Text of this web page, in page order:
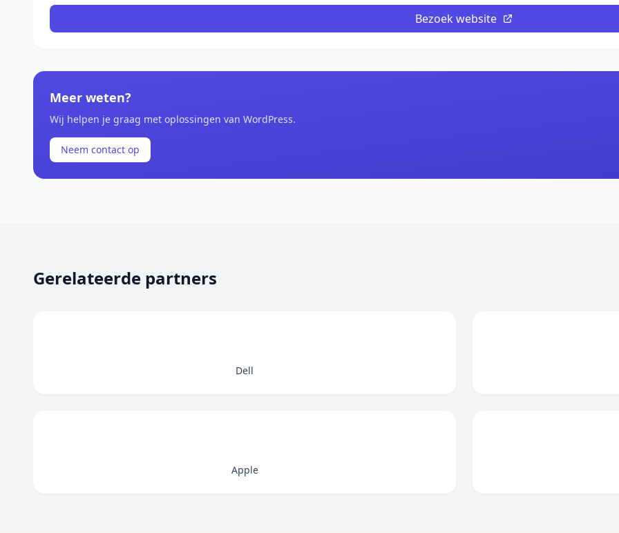
Bezoek website
Meer weten?
Wij helpen je graag met oplossingen van WordPress.
Neem contact op
Gerelateerde partners
Dell
Apple